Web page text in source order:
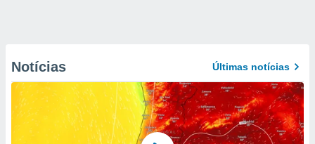
Notícias Últimas notícias